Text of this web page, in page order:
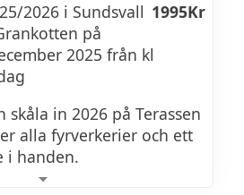
2026 i Sundsvall
på
2025 från kl
1995Kr
skåla in 2026 på Terassen
alla fyrverkerier och ett
i handen.